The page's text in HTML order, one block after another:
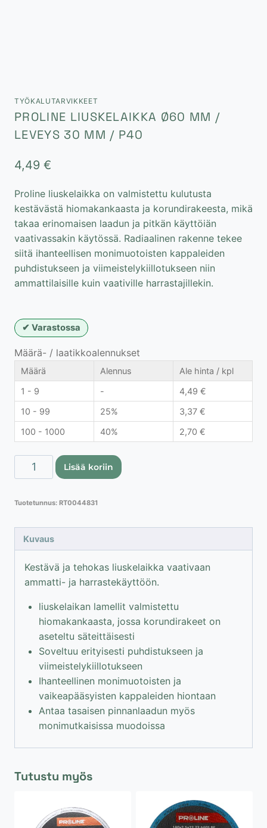
TYÖKALUTARVIKKEET
PROLINE LIUSKELAIKKA Ø60 MM /
LEVEYS 30 MM / P40
4,49 €
Proline liuskelaikka on valmistettu kulutusta
kestävästä hiomakankaasta ja korundirakeesta, mikä
takaa erinomaisen laadun ja pitkän käyttöiän
vaativassakin käytössä. Radiaalinen rakenne tekee
siitä ihanteellisen monimuotoisten kappaleiden
puhdistukseen ja viimeistelykiillotukseen niin
ammattilaisille kuin vaativille harrastajillekin.
Varastossa
Määrä- / laatikkoalennukset
Määrä Alennus
Ale hinta / kpl
1 - 9
- 4,49 €
10 - 99
25% 3,37 €
100 - 1000
40% 2,70 €
Proline
liuskelaikka
mm
leveys
30
mm
määrä
Lisää koriin
Tuotetunnus: RT0044831
Kuvaus
Kestävä ja tehokas liuskelaikka vaativaan
ammatti- ja harrastekäyttöön.
liuskelaikan lamellit valmistettu
hiomakankaasta, jossa korundirakeet on
aseteltu säteittäisesti
Soveltuu erityisesti puhdistukseen ja
viimeistelykiillotukseen
Ihanteellinen monimuotoisten ja
vaikeapääsyisten kappaleiden hiontaan
Antaa tasaisen pinnanlaadun myös
monimutkaisissa muodoissa
Tutustu myös